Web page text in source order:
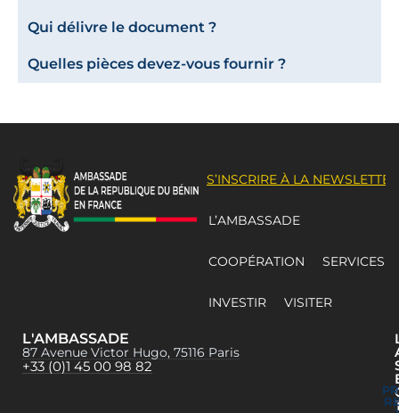
Qui délivre le document ?
Quelles pièces devez-vous fournir ?
S’INSCRIRE À LA NEWSLETTER
L’AMBASSADE
COOPÉRATION SERVICES
INVESTIR VISITER
L'AMBASSADE
87 Avenue Victor Hugo, 75116 Paris
+33 (0)1 45 00 98 82